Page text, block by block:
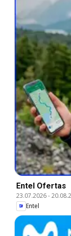
Entel Ofertas
23.07.2026-
Entel